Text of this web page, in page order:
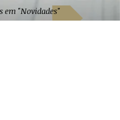
em "Novidades"